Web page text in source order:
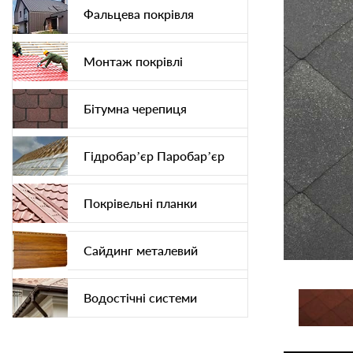
Фальцева покрівля
Монтаж покрівлі
Бітумна черепиця
Гідробар’єр Паробар’єр
Покрівельні планки
Сайдинг металевий
Водостічні системи